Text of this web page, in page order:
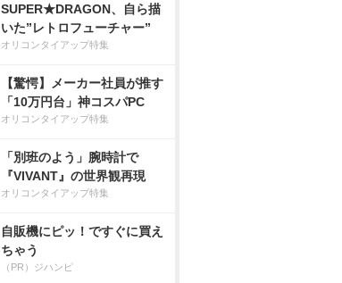
SUPER★DRAGON、自ら描
いた”レトロフューチャー”
オリコンタイアップ特集
【驚愕】メーカー社員が推す
「10万円台」神コスパPC
オリコンタイアップ特集
「別班のよう」腕時計で
『VIVANT』の世界観再現
オリコンタイアップ特集
自販機にピッ！ですぐに買え
ちゃう
（PR）ジハンピ